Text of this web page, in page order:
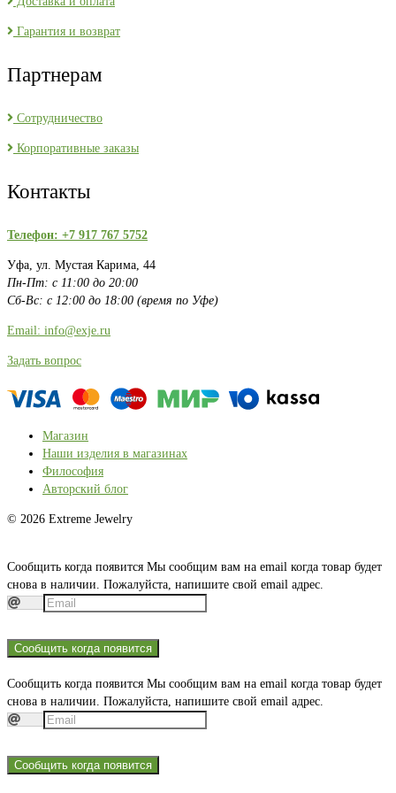
Гарантия и возврат
Партнерам
Сотрудничество
Корпоративные заказы
Контакты
Телефон: +7 917 767 5752
Уфа, ул. Мустая Карима, 44
Пн-Пт: с 11:00 до 20:00
Сб-Вс: с 12:00 до 18:00 (время по Уфе)
Email: info@exje.ru
Задать вопрос
Магазин
Наши изделия в магазинах
Философия
Авторский блог
© 2026 Extreme Jewelry
Сообщить когда появится Мы сообщим вам на email когда товар будет
снова в наличии. Пожалуйста, напишите свой email адрес.
Сообщить когда появится
Сообщить когда появится Мы сообщим вам на email когда товар будет
снова в наличии. Пожалуйста, напишите свой email адрес.
Сообщить когда появится